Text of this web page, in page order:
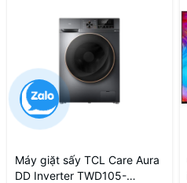
Máy giặt sấy TCL Care Aura
DD Inverter TWD105-